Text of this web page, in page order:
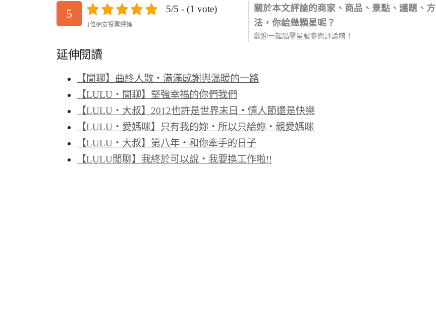
5 5/5 - (1 vote)
1位網友投票評論
關於本文評論的商家、商品、景點、議題、方
法，你給幾顆星呢？
歡迎一起點擊星號參與評論唷！
延伸閱讀
【閒聊】曲終人散‧滿滿感謝與溫暖的一路
【LULU‧閒聊】堅強幸福的你們我們
【LULU‧大叔】2012也許是世界末日‧情人節還是快樂
【LULU‧愛媽咪】只有我的妳‧所以只給妳‧親愛媽咪
【LULU‧大叔】第八年‧和你牽手的日子
【LULU閒聊】我終於可以說‧我要換工作啦!!